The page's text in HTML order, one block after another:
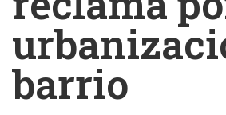
barrio